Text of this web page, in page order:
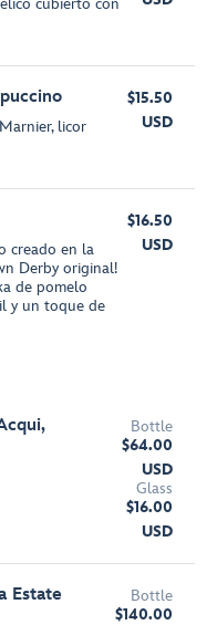
licor
$15.50
USD
creado en la
Derby original!
de pomelo
y un toque de
$16.50
USD
Bottle
$64.00
USD
Glass
$16.00
USD
Estate
Bottle
$140.00